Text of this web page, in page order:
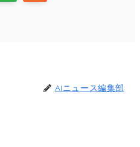
AIニュース編集部